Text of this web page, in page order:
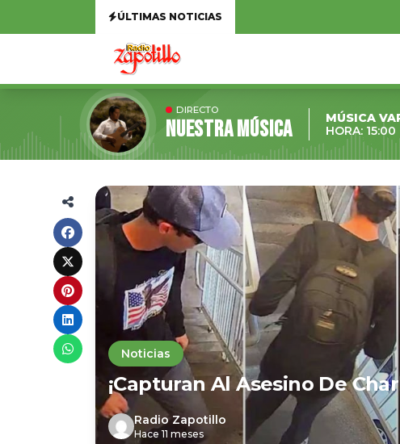
ÚLTIMAS NOTICIAS
DIRECTO
NUESTRA MÚSICA
MÚSICA
HORA: 15:00
Noticias
¡Capturan Al Asesino De
Radio Zapotillo
Hace 11 meses